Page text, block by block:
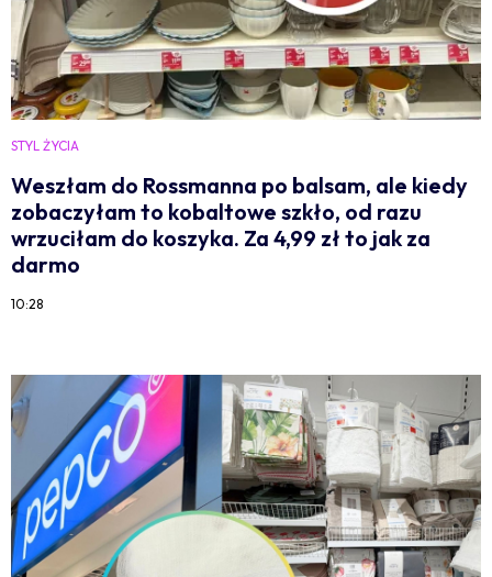
STYL ŻYCIA
Weszłam do Rossmanna po balsam, ale kiedy
zobaczyłam to kobaltowe szkło, od razu
wrzuciłam do koszyka. Za 4,99 zł to jak za
darmo
10:28